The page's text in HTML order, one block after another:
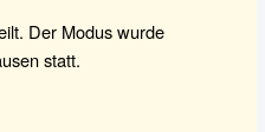
Der Modus wurde
statt.